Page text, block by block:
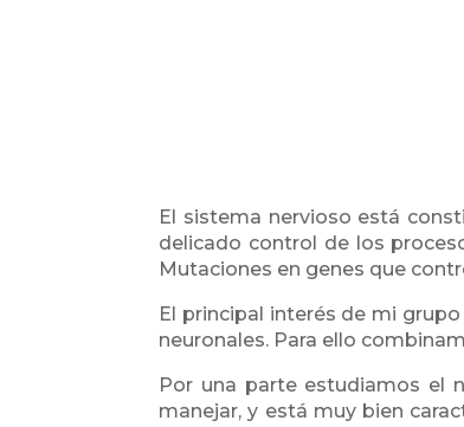
El sistema nervioso está
delicado control de los
Mutaciones en genes que
El principal interés de mi
neuronales. Para ello
Por una parte estudiamos el
manejar, y está muy bien